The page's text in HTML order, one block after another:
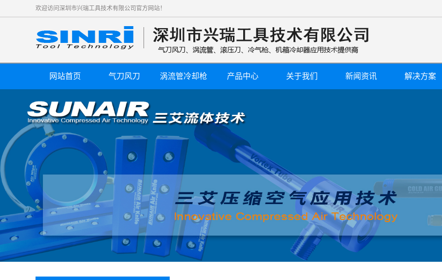
欢迎访问深圳市兴瑞工具技术有限公司官方网站！
网站首页 气刀风刀 涡流管冷却枪 产品中心 关于我们 新闻资讯 解决方案